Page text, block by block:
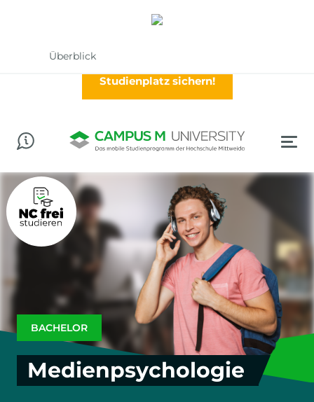
Jetzt im Wintersemester (Oktober) durchstarten!
Studienplatz sichern!
BACHELOR
Medienpsychologie
Überblick